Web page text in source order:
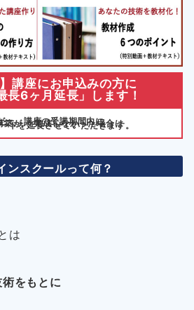
】講座にお申込みの方に
長6ヶ月延長」します！
一、講座の受講期間内に
築が 完成しなかった場合は
トを延長させていただきます。
ンスクールって何？
は
をもとに